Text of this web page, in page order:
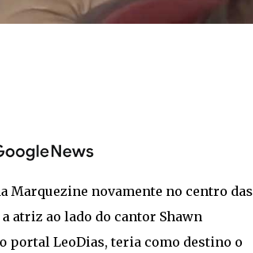
Marquezine novamente no centro das
atriz ao lado do cantor Shawn
portal LeoDias, teria como destino o